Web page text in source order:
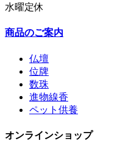
水曜定休
商品のご案内
仏壇
位牌
数珠
進物線香
ペット供養
オンラインショップ